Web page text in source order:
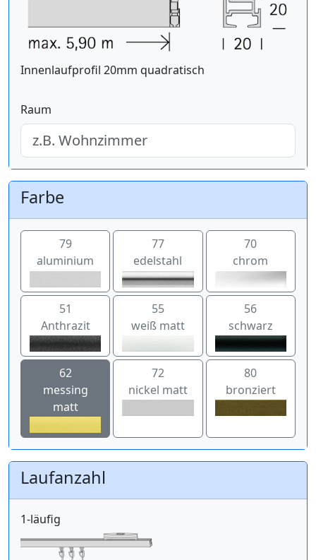
Innenlaufprofil 20mm quadratisch
Raum
Farbe
79
aluminium
77
edelstahl
70
chrom
51
Anthrazit
55
weiß matt
56
schwarz
62
messing
matt
72
nickel matt
80
bronziert
Laufanzahl
1-läufig